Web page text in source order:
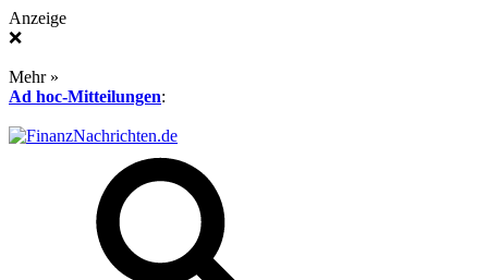
Anzeige
❌
Mehr »
Ad hoc-Mitteilungen: